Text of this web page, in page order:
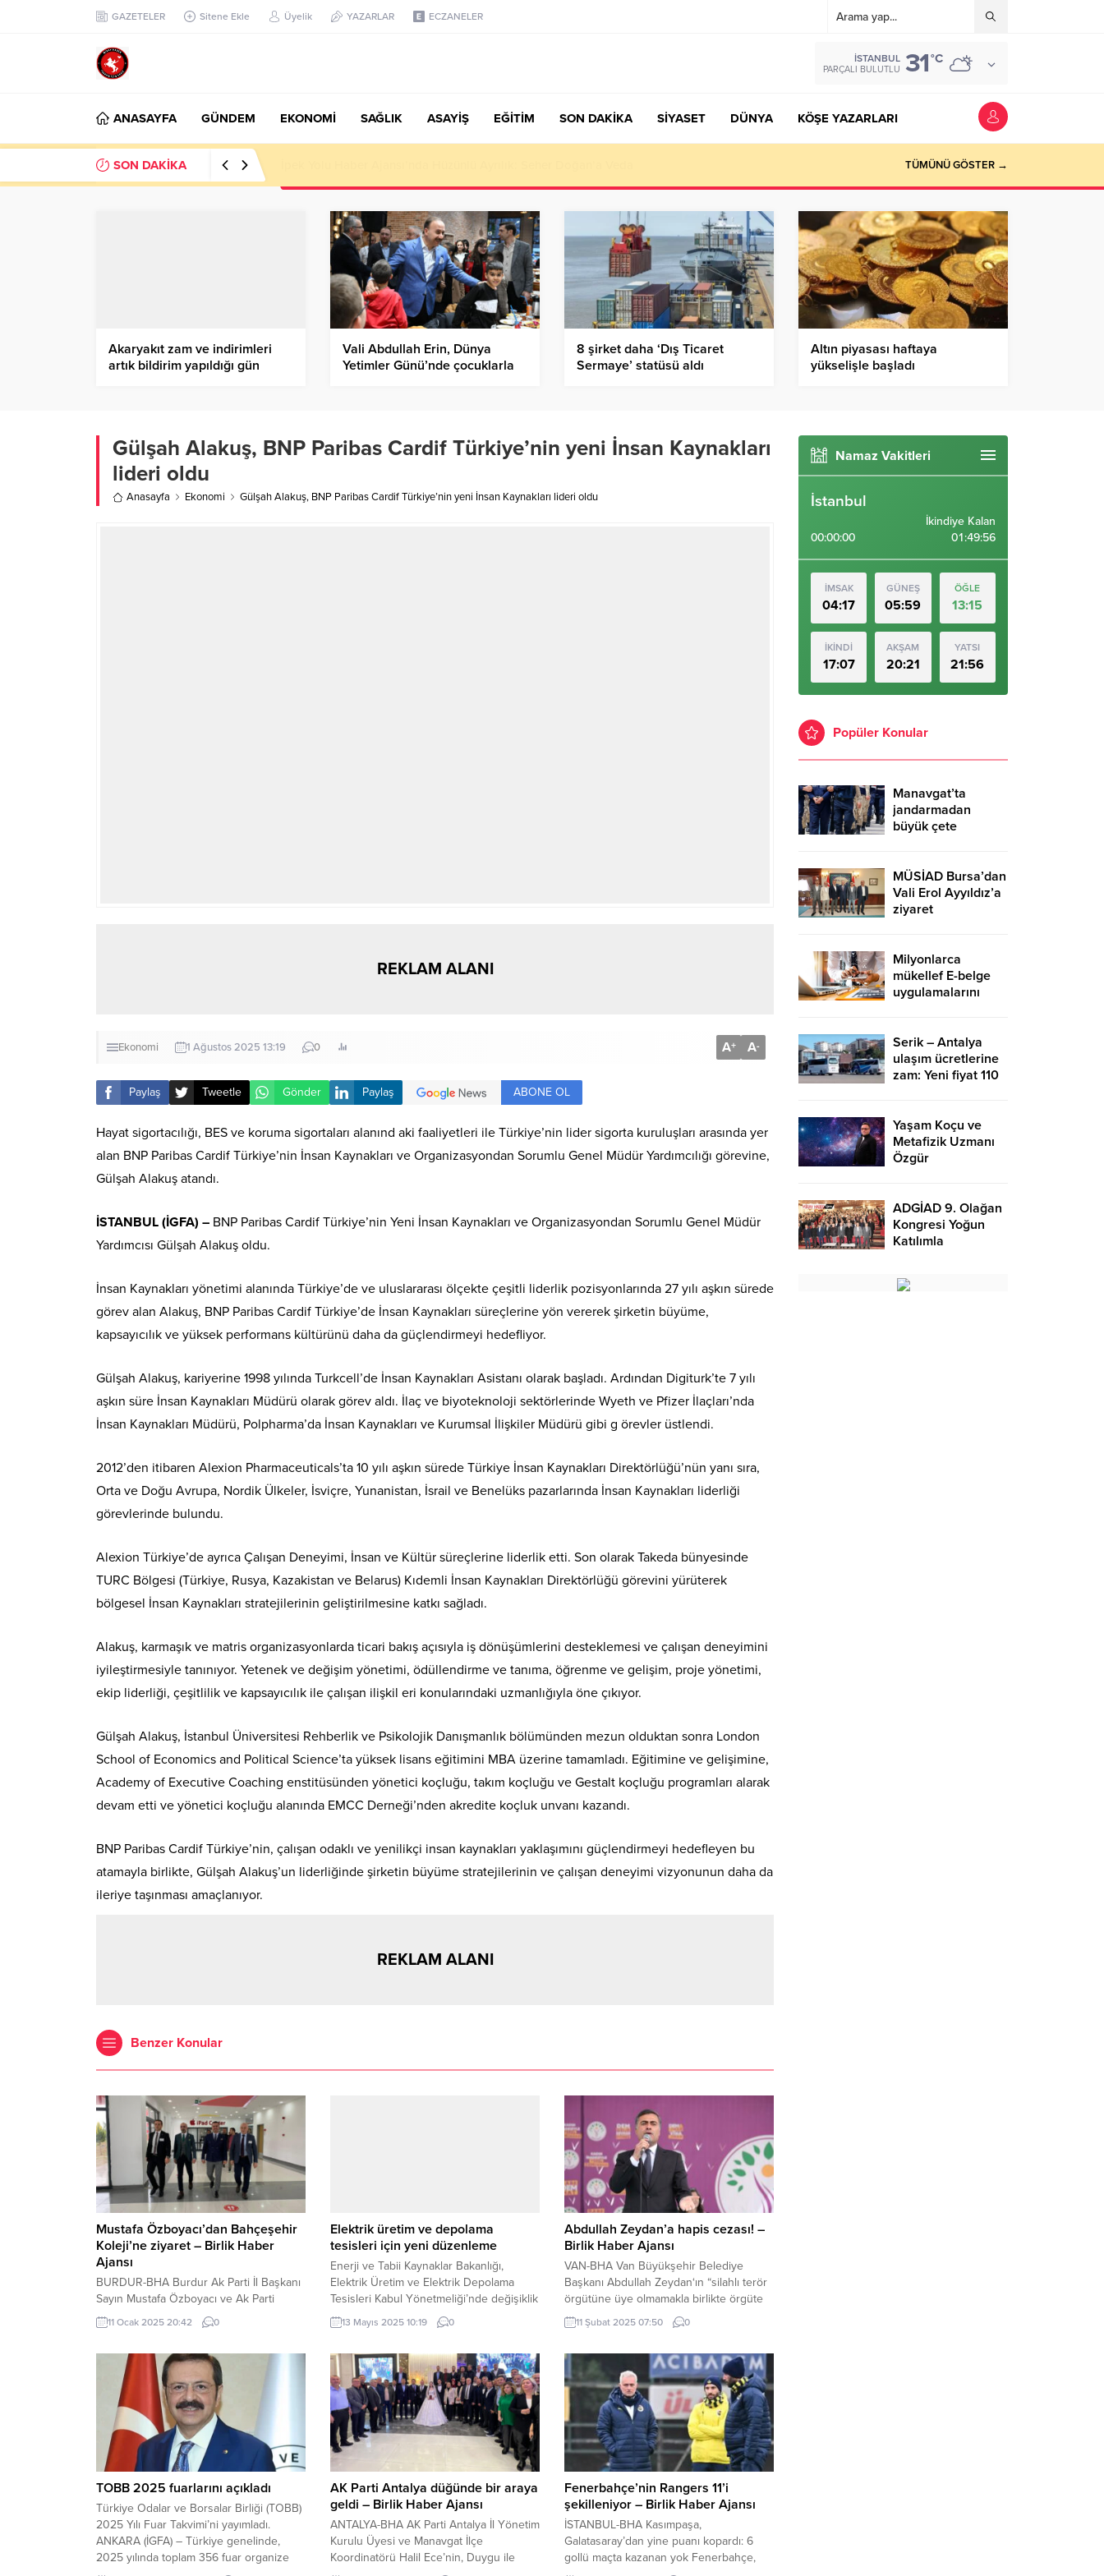
GAZETELER Sitene Ekle Üyelik YAZARLAR ECZANELER
İSTANBUL
PARÇALI BULUTLU 31°C
ANASAYFA GÜNDEM EKONOMİ SAĞLIK ASAYİŞ EĞİTİM SON DAKİKA SİYASET DÜNYA KÖŞE YAZARLARI
SON DAKİKA TÜMÜNÜ GÖSTER →
Akaryakıt zam ve indirimleri
artık bildirim yapıldığı gün
Vali Abdullah Erin, Dünya
Yetimler Günü’nde çocuklarla
8 şirket daha ‘Dış Ticaret
Sermaye’ statüsü aldı
Altın piyasası haftaya
yükselişle başladı
Gülşah Alakuş, BNP Paribas Cardif Türkiye’nin yeni İnsan Kaynakları
lideri oldu
Anasayfa Ekonomi Gülşah Alakuş, BNP Paribas Cardif Türkiye’nin yeni İnsan Kaynakları lideri oldu
REKLAM ALANI
Ekonomi 1 Ağustos 2025 13:19 0 A+ A-
Paylaş Tweetle Gönder Paylaş ABONE OL
Hayat sigortacılığı, BES ve koruma sigortaları alanınd aki faaliyetleri ile Türkiye’nin lider sigorta kuruluşları arasında yer
alan BNP Paribas Cardif Türkiye’nin İnsan Kaynakları ve Organizasyondan Sorumlu Genel Müdür Yardımcılığı görevine,
Gülşah Alakuş atandı.
İSTANBUL (İGFA) – BNP Paribas Cardif Türkiye’nin Yeni İnsan Kaynakları ve Organizasyondan Sorumlu Genel Müdür
Yardımcısı Gülşah Alakuş oldu.
İnsan Kaynakları yönetimi alanında Türkiye’de ve uluslararası ölçekte çeşitli liderlik pozisyonlarında 27 yılı aşkın sürede
görev alan Alakuş, BNP Paribas Cardif Türkiye’de İnsan Kaynakları süreçlerine yön vererek şirketin büyüme,
kapsayıcılık ve yüksek performans kültürünü daha da güçlendirmeyi hedefliyor.
Gülşah Alakuş, kariyerine 1998 yılında Turkcell’de İnsan Kaynakları Asistanı olarak başladı. Ardından Digiturk’te 7 yılı
aşkın süre İnsan Kaynakları Müdürü olarak görev aldı. İlaç ve biyoteknoloji sektörlerinde Wyeth ve Pfizer İlaçları’nda
İnsan Kaynakları Müdürü, Polpharma’da İnsan Kaynakları ve Kurumsal İlişkiler Müdürü gibi g örevler üstlendi.
2012’den itibaren Alexion Pharmaceuticals’ta 10 yılı aşkın sürede Türkiye İnsan Kaynakları Direktörlüğü’nün yanı sıra,
Orta ve Doğu Avrupa, Nordik Ülkeler, İsviçre, Yunanistan, İsrail ve Benelüks pazarlarında İnsan Kaynakları liderliği
görevlerinde bulundu.
Alexion Türkiye’de ayrıca Çalışan Deneyimi, İnsan ve Kültür süreçlerine liderlik etti. Son olarak Takeda bünyesinde
TURC Bölgesi (Türkiye, Rusya, Kazakistan ve Belarus) Kıdemli İnsan Kaynakları Direktörlüğü görevini yürüterek
bölgesel İnsan Kaynakları stratejilerinin geliştirilmesine katkı sağladı.
Alakuş, karmaşık ve matris organizasyonlarda ticari bakış açısıyla iş dönüşümlerini desteklemesi ve çalışan deneyimini
iyileştirmesiyle tanınıyor. Yetenek ve değişim yönetimi, ödüllendirme ve tanıma, öğrenme ve gelişim, proje yönetimi,
ekip liderliği, çeşitlilik ve kapsayıcılık ile çalışan ilişkil eri konularındaki uzmanlığıyla öne çıkıyor.
Gülşah Alakuş, İstanbul Üniversitesi Rehberlik ve Psikolojik Danışmanlık bölümünden mezun olduktan sonra London
School of Economics and Political Science’ta yüksek lisans eğitimini MBA üzerine tamamladı. Eğitimine ve gelişimine,
Academy of Executive Coaching enstitüsünden yönetici koçluğu, takım koçluğu ve Gestalt koçluğu programları alarak
devam etti ve yönetici koçluğu alanında EMCC Derneği’nden akredite koçluk unvanı kazandı.
BNP Paribas Cardif Türkiye’nin, çalışan odaklı ve yenilikçi insan kaynakları yaklaşımını güçlendirmeyi hedefleyen bu
atamayla birlikte, Gülşah Alakuş’un liderliğinde şirketin büyüme stratejilerinin ve çalışan deneyimi vizyonunun daha da
ileriye taşınması amaçlanıyor.
REKLAM ALANI
Benzer Konular
Mustafa Özboyacı’dan Bahçeşehir
Koleji’ne ziyaret – Birlik Haber
Ajansı
BURDUR-BHA Burdur Ak Parti İl Başkanı
Sayın Mustafa Özboyacı ve Ak Parti
Yönetim Kurulu Üyeleri Bahçeşehir Koleji
ziyaretinde, Kurucu Hurşit Çetin ve okul
karşılandı. Burdur’un eğitimdeki yeri,
başarısı ve özel okulların eğitime katkısı
ile ilgili konuşuldu.Kampüsü gezen
Özboyacı, kampüs binalarının çatısında
yer alan güneş enerji sistemleri...
11 Ocak 2025 20:42 0
Elektrik üretim ve depolama
tesisleri için yeni düzenleme
Enerji ve Tabii Kaynaklar Bakanlığı,
Elektrik Üretim ve Elektrik Depolama
Tesisleri Kabul Yönetmeliği’nde değişiklik
yaptı. ANKARA (İGFA) – Enerji ve Tabii
Kaynaklar Bakanlığı, 19 Şubat 2020 tarihli
Tesisleri Kabul Yönetmeliği’nde önemli
değişiklikler yaptı. Bugünkü Resmi
Gazete’de yayımlanan yeni yönetmelikle,
“tesis” ibareleri “tesis/ünite” şeklinde
genişletildi. Elektrik...
13 Mayıs 2025 10:19 0
Abdullah Zeydan’a hapis cezası! –
Birlik Haber Ajansı
VAN-BHA Van Büyükşehir Belediye
Başkanı Abdullah Zeydan‘ın “silahlı terör
örgütüne üye olmamakla birlikte örgüte
yardım etmek” suçlamasıyla yargılandığı
davanın 8’inci duruşması Diyarbakır 5’inci
Büyükşehir Belediye Başkanı Abdullah
Zeydan’a “terör örgütüne yardım etmek”
ve “basın yoluyla terör örgütü
propagandası yapmak” suçlarından
yargılandığı davadan 3 yıl 9...
11 Şubat 2025 07:50 0
TOBB 2025 fuarlarını açıkladı
Türkiye Odalar ve Borsalar Birliği (TOBB)
2025 Yılı Fuar Takvimi’ni yayımladı.
ANKARA (İGFA) – Türkiye genelinde,
2025 yılında toplam 356 fuar organize
AK Parti Antalya düğünde bir araya
geldi – Birlik Haber Ajansı
ANTALYA-BHA AK Parti Antalya İl Yönetim
Kurulu Üyesi ve Manavgat İlçe
Koordinatörü Halil Ece’nin, Duygu ile
Fenerbahçe’nin Rangers 11’i
şekilleniyor – Birlik Haber Ajansı
İSTANBUL-BHA Kasımpaşa,
Galatasaray’dan yine puanı kopardı: 6
gollü maçta kazanan yok Fenerbahçe,
Namaz Vakitleri
İstanbul
00:00:00
İkindiye Kalan
01:49:55
İMSAK
04:17
GÜNEŞ
05:59
ÖĞLE
13:15
İKİNDİ
17:07
AKŞAM
20:21
YATSI
21:56
Popüler Konular
Manavgat’ta
jandarmadan
büyük çete
MÜSİAD Bursa’dan
Vali Erol Ayyıldız’a
ziyaret
Milyonlarca
mükellef E-belge
uygulamalarını
Serik – Antalya
ulaşım ücretlerine
zam: Yeni fiyat 110
Yaşam Koçu ve
Metafizik Uzmanı
Özgür
dengeye dair
rehberlik – Birlik
Haber Ajansı
ADGİAD 9. Olağan
Kongresi Yoğun
Katılımla
Tanık Yeni Başkan
Oldu..